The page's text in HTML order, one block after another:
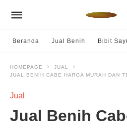
Beranda Jual Benih Bibit
HOMEPAGE
JUAL
JUAL BENIH CABE HARGA MURAH DAN
Jual
Jual Benih